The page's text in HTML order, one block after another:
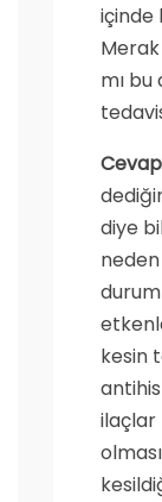
içinde
mı
diye
kesin
ilaçlar